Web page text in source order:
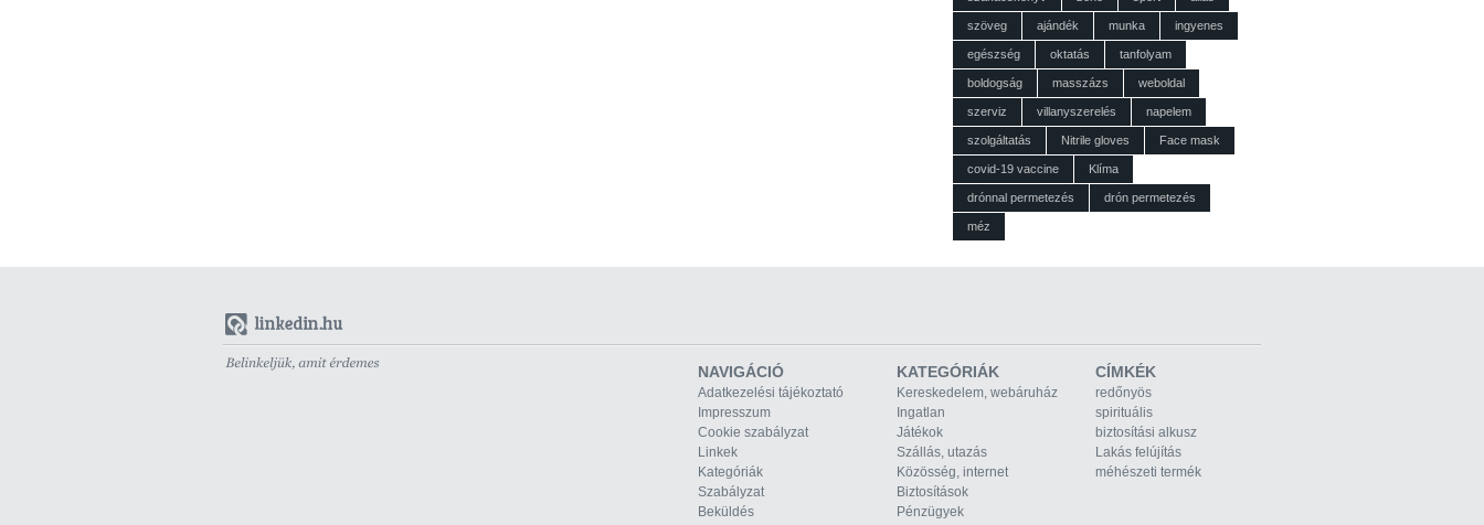
szöveg ajándék munka ingyenes
egészség oktatás tanfolyam
boldogság masszázs weboldal
szerviz villanyszerelés napelem
szolgáltatás Nitrile gloves Face mask
covid-19 vaccine Klíma
drónnal permetezés drón permetezés
méz
NAVIGÁCIÓ
Adatkezelési tájékoztató
Impresszum
Cookie szabályzat
Linkek
Kategóriák
Szabályzat
Beküldés
KATEGÓRIÁK
Kereskedelem, webáruház
Ingatlan
Játékok
Szállás, utazás
Közösség, internet
Biztosítások
Pénzügyek
CÍMKÉK
redőnyös
spirituális
biztosítási alkusz
Lakás felújítás
méhészeti termék